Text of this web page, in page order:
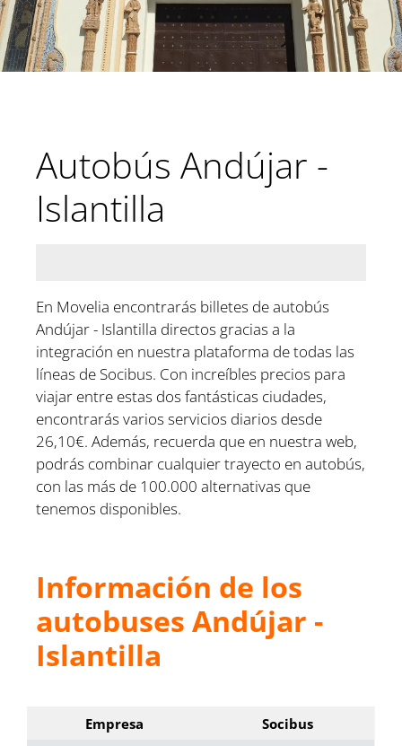
Autobús Andújar -
Islantilla
En Movelia encontrarás billetes de autobús
Andújar - Islantilla directos gracias a la
integración en nuestra plataforma de todas las
líneas de Socibus. Con increíbles precios para
viajar entre estas dos fantásticas ciudades,
encontrarás varios servicios diarios desde
26,10€. Además, recuerda que en nuestra web,
podrás combinar cualquier trayecto en autobús,
con las más de 100.000 alternativas que
tenemos disponibles.
Información de los
autobuses Andújar -
Islantilla
Empresa Socibus